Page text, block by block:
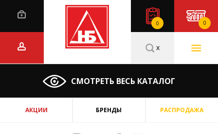
0 0
СМОТРЕТЬ ВЕСЬ КАТАЛОГ
x
АКЦИИ БРЕНДЫ РАСПРОДАЖА